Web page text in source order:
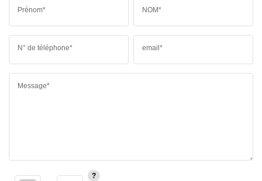
Prénom* NOM*
N° de téléphone* email*
Message*